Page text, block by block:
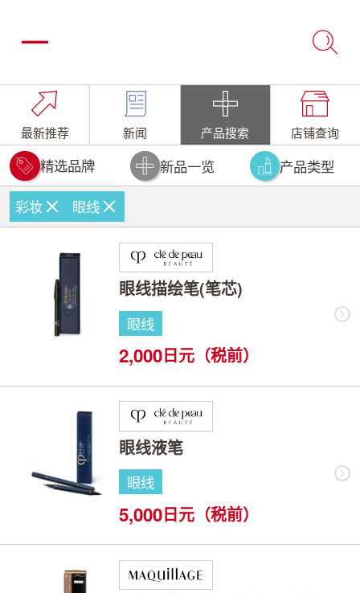
最新推荐 新闻 产品搜索 店铺查询
精选品牌 新品一览 产品类型
彩妆 眼线
眼线描绘笔(笔芯)
眼线
2,000日元（税前）
眼线液笔
眼线
5,000日元（税前）